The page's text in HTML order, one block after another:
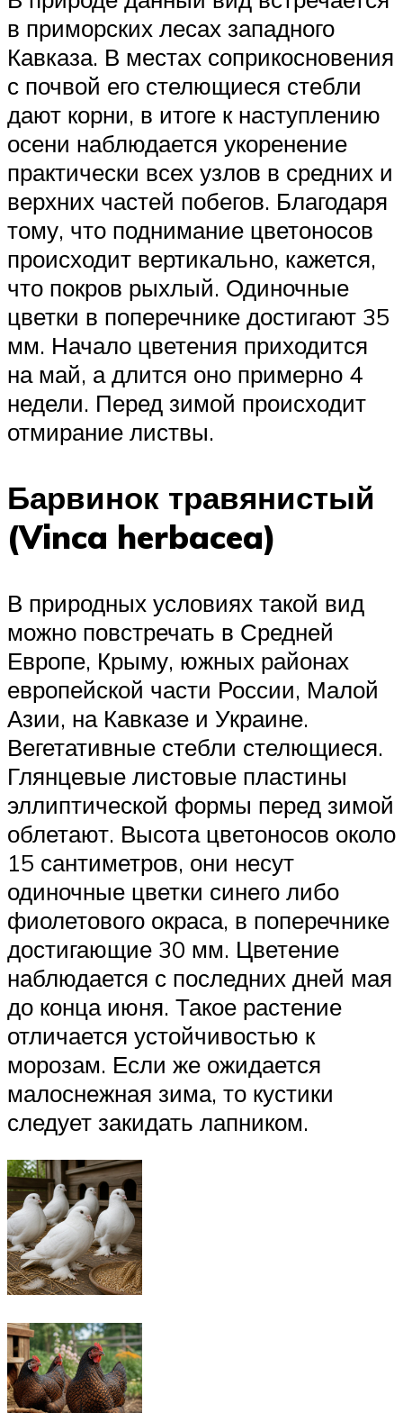
в приморских лесах западного
Кавказа. В местах соприкосновения
с почвой его стелющиеся стебли
дают корни, в итоге к наступлению
осени наблюдается укоренение
практически всех узлов в средних и
верхних частей побегов. Благодаря
тому, что поднимание цветоносов
происходит вертикально, кажется,
что покров рыхлый. Одиночные
цветки в поперечнике достигают 35
мм. Начало цветения приходится
на май, а длится оно примерно 4
недели. Перед зимой происходит
отмирание листвы.
Барвинок травянистый
(Vinca herbacea)
В природных условиях такой вид
можно повстречать в Средней
Европе, Крыму, южных районах
европейской части России, Малой
Азии, на Кавказе и Украине.
Вегетативные стебли стелющиеся.
Глянцевые листовые пластины
эллиптической формы перед зимой
облетают. Высота цветоносов около
15 сантиметров, они несут
одиночные цветки синего либо
фиолетового окраса, в поперечнике
достигающие 30 мм. Цветение
наблюдается с последних дней мая
до конца июня. Такое растение
отличается устойчивостью к
морозам. Если же ожидается
малоснежная зима, то кустики
следует закидать лапником.